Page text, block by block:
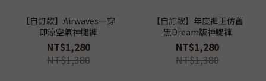
【自訂款】Airwaves一穿
即涼空氣神腿褲
NT$1,280
NT$1,380
【自訂款】年度褲王仿舊
黑Dream版神腿褲
NT$1,280
NT$1,380